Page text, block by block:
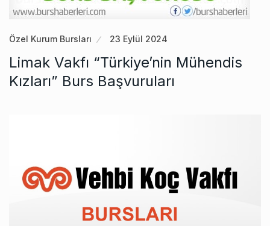
Özel Kurum Bursları 23 Eylül 2024
Limak Vakfı “Türkiye’nin Mühendis
Kızları” Burs Başvuruları